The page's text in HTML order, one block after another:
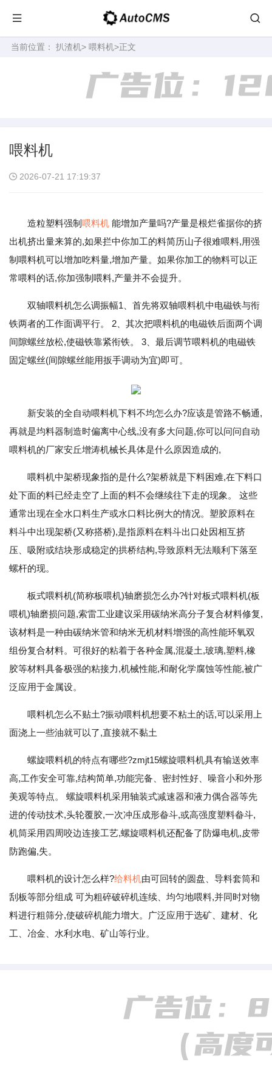
当前位置： 扒渣机> 喂料机>正文
喂料机
2026-07-21 17:19:37
造粒塑料强制 喂料机 能增加产量吗?产量是根烂雀据你的挤
出机挤出量来算的,如果拦中你加工的料简历山子很难喂料,用强
制喂料机可以增加吃料量,增加产量。如果你加工的物料可以正
常喂料的话,你加强制喂料,产量并不会提升。
双轴喂料机怎么调振幅1、首先将双轴喂料机中电磁铁与衔
铁两者的工作面调平行。 2、其次把喂料机的电磁铁后面两个调
间隙螺丝放松,使磁铁靠紧衔铁。 3、最后调节喂料机的电磁铁
固定螺丝(间隙螺丝能用扳手调动为宜)即可。
新安装的全自动喂料机下料不均怎么办?应该是管路不畅通,
再就是均料器制造时偏离中心线,没有多大问题,你可以问问自动
喂料机的厂家安丘增涛机械长具体是什么原因造成的,
喂料机中架桥现象指的是什么?架桥就是下料困难,在下料口
处下面的料已经走空了上面的料不会继续往下走的现象。 这些
通常出现在全水口料生产或水口料比例大的情况。塑胶原料在
料斗中出现架桥(又称搭桥),是指原料在料斗出口处因相互挤
压、吸附或结块形成稳定的拱桥结构,导致原料无法顺利下落至
螺杆的现。
板式喂料机(简称板喂机)轴磨损怎么办?针对板式喂料机(板
喂机)轴磨损问题,索雷工业建议采用碳纳米高分子复合材料修复,
该材料是一种由碳纳米管和纳米无机材料增强的高性能环氧双
组份复合材料。可很好的粘着于各种金属,混凝土,玻璃,塑料,橡
胶等材料具备极强的粘接力,机械性能,和耐化学腐蚀等性能,被广
泛应用于金属设。
喂料机怎么不贴土?振动喂料机想要不粘土的话,可以采用上
面浇上一些油就可以了,直接就不黏土
螺旋喂料机的特点有哪些?zmjt15螺旋喂料机具有输送效率
高,工作安全可靠,结构简单,功能完备、密封性好、噪音小和外形
美观等特点。 螺旋喂料机采用轴装式减速器和液力偶合器等先
进的传动技术,头轮覆胶,一次冲压成形畚斗,或高强度塑料畚斗,
机筒采用四周咬边连接工艺,螺旋喂料机还配备了防爆电机,皮带
防跑偏,失。
喂料机的设计怎么样?给料机由可回转的圆盘、导料套筒和
刮板等部分组成 可为粗碎破碎机连续、均匀地喂料,并同时对物
料进行粗筛分,使破碎机能力增大。广泛应用于选矿、建材、化
工、冶金、水利水电、矿山等行业。